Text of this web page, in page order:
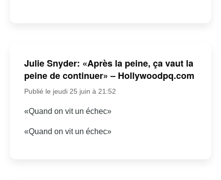
Julie Snyder: «Après la peine, ça vaut la
peine de continuer» – Hollywoodpq.com
Publié le jeudi 25 juin à 21:52
«Quand on vit un échec»
«Quand on vit un échec»